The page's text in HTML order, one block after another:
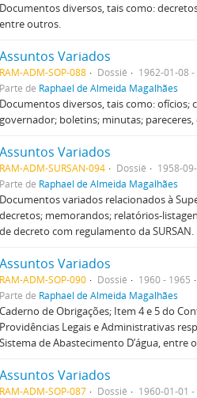
Documentos diversos, tais como:
entre outros.
Assuntos Variados
RAM-ADM-SOP-088 Dossiê
1962-01-08
Parte de Raphael de Almeida Magalhães
Documentos diversos, tais como:
governador; boletins; minutas;
Assuntos Variados
RAM-ADM-SURSAN-094 Dossiê
1958-
Parte de Raphael de Almeida Magalhães
Documentos variados relacionados à
decretos; memorandos; relatórios-
de decreto com regulamento da SURSAN.
Assuntos Variados
RAM-ADM-SOP-090 Dossiê
1960 - 1965
Parte de Raphael de Almeida Magalhães
Caderno de Obrigações; Item 4 e 5 do
Providências Legais e Administrativas
Sistema de Abastecimento D’água, entre
Assuntos Variados
RAM-ADM-SOP-087 Dossiê
1960-01-01